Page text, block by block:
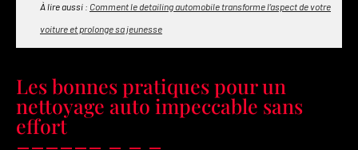
À lire aussi : Comment le detailing automobile transforme l’aspect de votre
voiture et prolonge sa jeunesse
Les bonnes pratiques pour un
nettoyage auto impeccable sans
effort